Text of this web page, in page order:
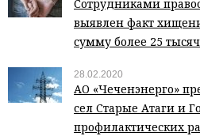
Сотрудниками
выявлен факт
сумму более 25
28.02.2020
АО «Чеченэнерго»
сел Старые Атаги и
профилактических